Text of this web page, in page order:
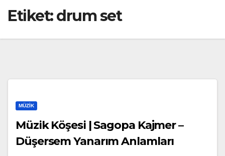
Etiket:drum set
MÜZIK
Müzik Köşesi | Sagopa Kajmer –
Düşersem Yanarım Anlamları